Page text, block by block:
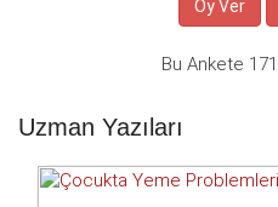
Bu Ankete
Uzman Yazıları